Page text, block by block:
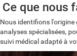
Ce que nous
Nous identifions l'origine
analyses spécialisées,
suivi médical adapté à